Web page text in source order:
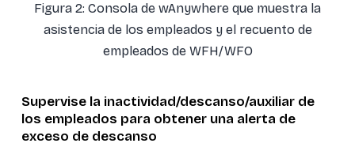
Figura 2: Consola de wAnywhere que muestra la
asistencia de los empleados y el recuento de
empleados de WFH/WFO
Supervise la inactividad/descanso/auxiliar de
los empleados para obtener una alerta de
exceso de descanso